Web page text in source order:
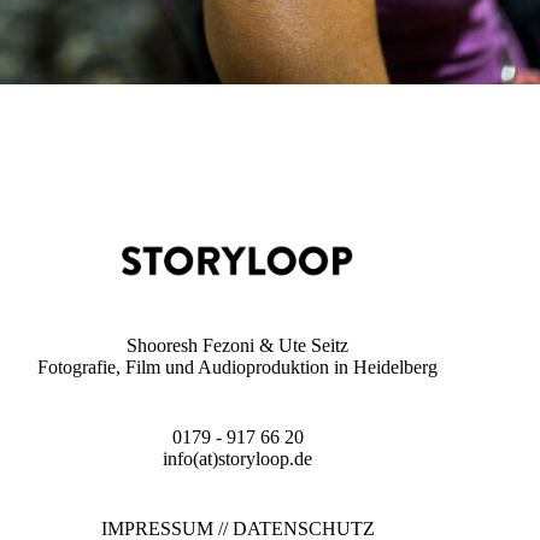
Shooresh Fezoni & Ute Seitz
Fotografie, Film und Audioproduktion in Heidelberg
0179 - 917 66 20
info(at)storyloop.de
IMPRESSUM//DATENSCHUTZ